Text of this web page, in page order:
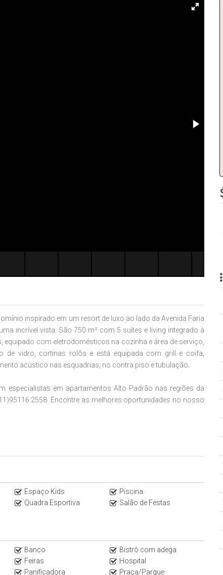
inspirado em um resort de luxo ao lado da Avenida Faria
incrível vista. São 750 m² com 5 suítes e living integrado à
com eletrodomésticos na cozinha e área de serviço,
de vidro, cortinas rolôs e está equipada com grill e coifa,
acústico nas esquadrias, no contra piso e tubulação.
especialistas em apartamentos Alto Padrão nas regiões da
Encontre as melhores oportunidades no nosso
recebendo o selo 5 estrelas. Este é resultado de grande
de São Paulo.
departamento de design exclusivo, sendo um sucesso de
até hoje. A empresa mantém unidades administradas
Espaço Kids
Piscina
Quadra Esportiva
Salão de Festas
Banco
Bistrô com adega
Feiras
Hospital
Panificadora
Praça/Parque